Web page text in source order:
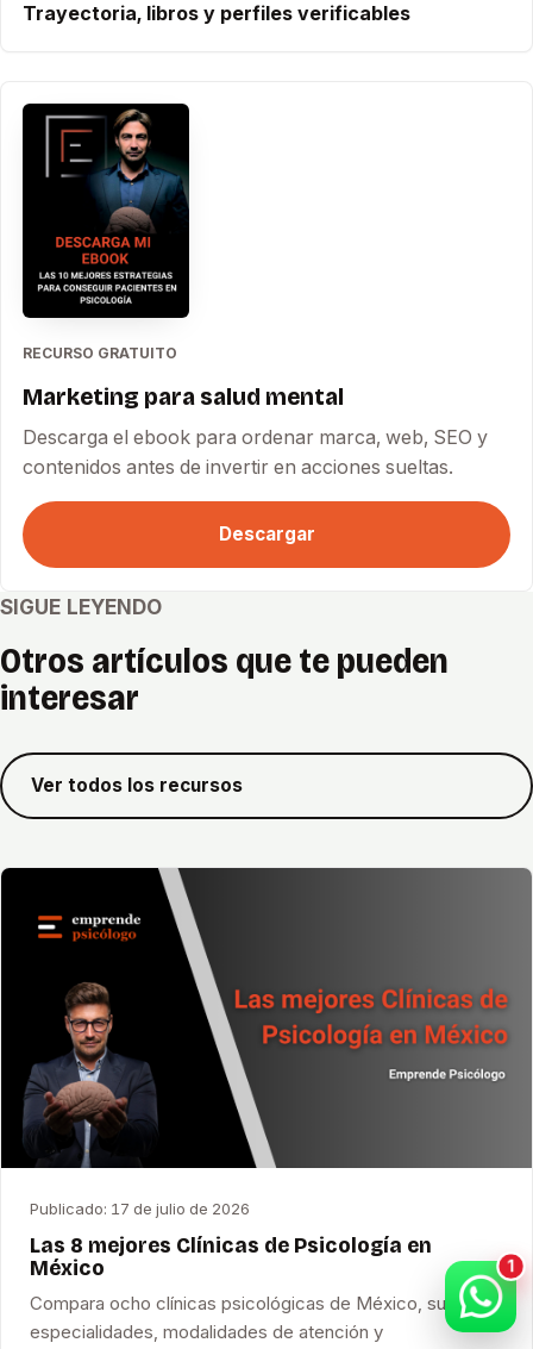
Trayectoria, libros y perfiles verificables
RECURSO GRATUITO
Marketing para salud mental
Descarga el ebook para ordenar marca, web, SEO y
contenidos antes de invertir en acciones sueltas.
Descargar
SIGUE LEYENDO
Otros artículos que te pueden
interesar
Ver todos los recursos
Publicado: 17 de julio de 2026
Las 8 mejores Clínicas de Psicología en
México
Compara ocho clínicas psicológicas de México, sus
especialidades, modalidades de atención y